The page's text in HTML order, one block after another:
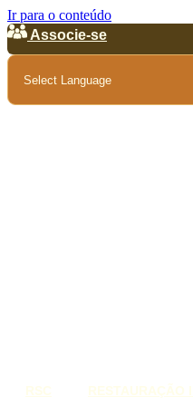
Ir para o conteúdo
Associe-se